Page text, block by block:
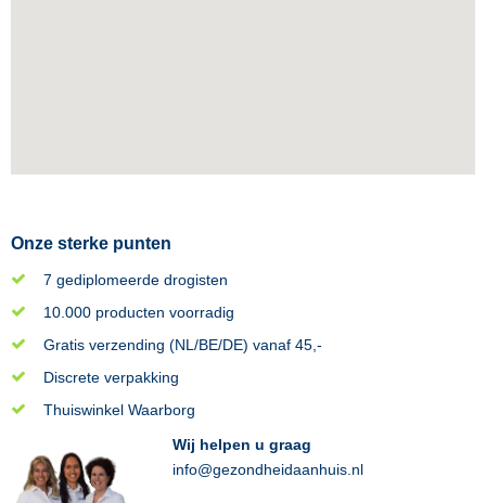
Onze sterke punten
7 gediplomeerde drogisten
10.000 producten voorradig
Gratis verzending (NL/BE/DE) vanaf 45,-
Discrete verpakking
Thuiswinkel Waarborg
Wij helpen u graag
info@gezondheidaanhuis.nl